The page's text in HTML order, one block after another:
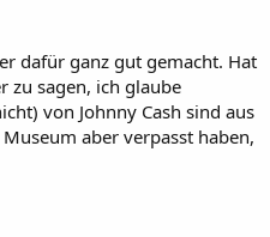
dafür ganz gut gemacht. Hat
zu sagen, ich glaube
von Johnny Cash sind aus
aber verpasst haben,